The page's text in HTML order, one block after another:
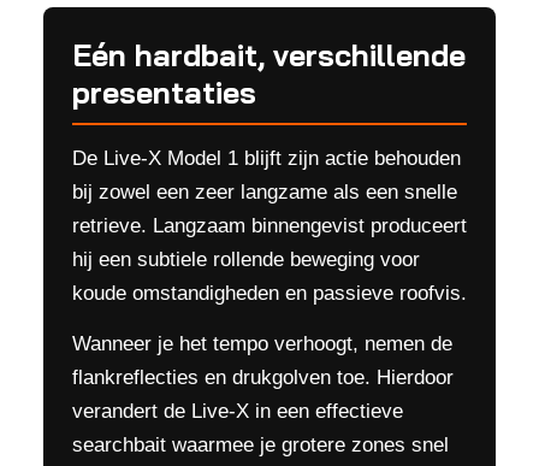
Eén hardbait, verschillende
presentaties
De Live-X Model 1 blijft zijn actie behouden
bij zowel een zeer langzame als een snelle
retrieve. Langzaam binnengevist produceert
hij een subtiele rollende beweging voor
koude omstandigheden en passieve roofvis.
Wanneer je het tempo verhoogt, nemen de
flankreflecties en drukgolven toe. Hierdoor
verandert de Live-X in een effectieve
searchbait waarmee je grotere zones snel